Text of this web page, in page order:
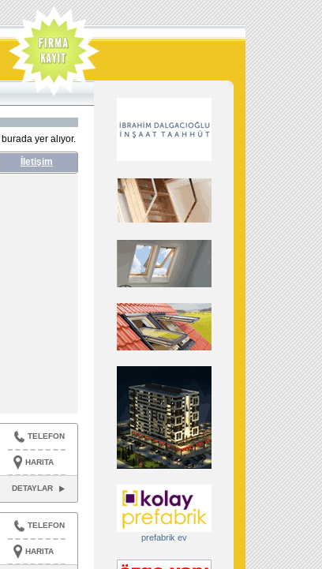
burada yer alıyor.
İletişim
TELEFON
HARITA
DETAYLAR
TELEFON
HARITA
prefabrik ev